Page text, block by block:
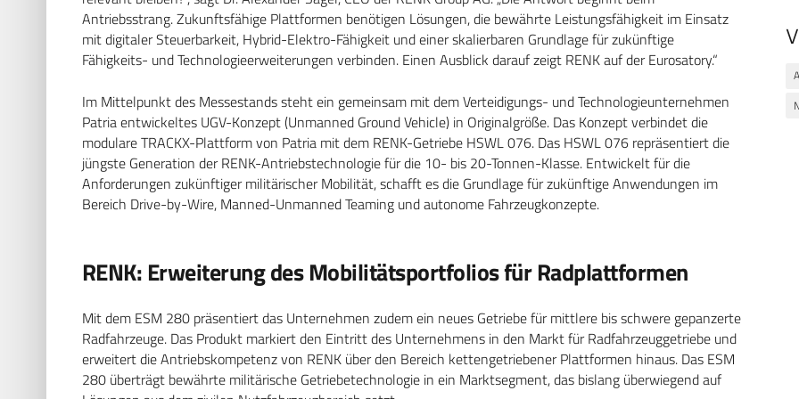
Antriebsstrang. Zukunftsfähige Plattformen benötigen Lösungen, die bewährte Leistungsfähigkeit im Einsatz
mit digitaler Steuerbarkeit, Hybrid-Elektro-Fähigkeit und einer skalierbaren Grundlage für zukünftige
Fähigkeits- und Technologieerweiterungen verbinden. Einen Ausblick darauf zeigt RENK auf der Eurosatory.“
Im Mittelpunkt des Messestands steht ein gemeinsam mit dem Verteidigungs- und Technologieunternehmen
Patria entwickeltes UGV-Konzept (Unmanned Ground Vehicle) in Originalgröße. Das Konzept verbindet die
modulare TRACKX-Plattform von Patria mit dem RENK-Getriebe HSWL 076. Das HSWL 076 repräsentiert die
jüngste Generation der RENK-Antriebstechnologie für die 10- bis 20-Tonnen-Klasse. Entwickelt für die
Anforderungen zukünftiger militärischer Mobilität, schafft es die Grundlage für zukünftige Anwendungen im
Bereich Drive-by-Wire, Manned-Unmanned Teaming und autonome Fahrzeugkonzepte.
RENK: Erweiterung des Mobilitätsportfolios für Radplattformen
Mit dem ESM 280 präsentiert das Unternehmen zudem ein neues Getriebe für mittlere bis schwere gepanzerte
Radfahrzeuge. Das Produkt markiert den Eintritt des Unternehmens in den Markt für Radfahrzeuggetriebe und
erweitert die Antriebskompetenz von RENK über den Bereich kettengetriebener Plattformen hinaus. Das ESM
280 überträgt bewährte militärische Getriebetechnologie in ein Marktsegment, das bislang überwiegend auf